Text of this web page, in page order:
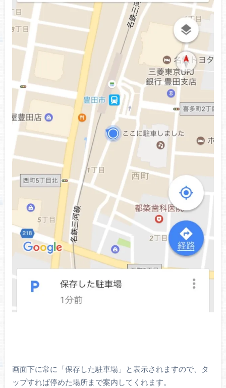
画面下に常に「保存した駐車場」と表示されますので、タ
ップすれば停めた場所まで案内してくれます。